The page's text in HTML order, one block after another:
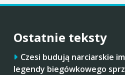
Ostatnie teksty
Czesi budują narciarskie
legendy biegówkowego